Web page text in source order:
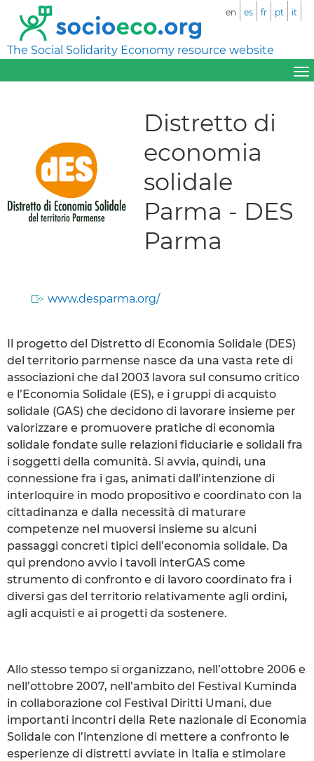
The Social Solidarity Economy resource website
en es fr pt it
Distretto di
economia
solidale
Parma - DES
Parma
www.desparma.org/
Il progetto del Distretto di Economia Solidale (DES)
del territorio parmense nasce da una vasta rete di
associazioni che dal 2003 lavora sul consumo critico
e l’Economia Solidale (ES), e i gruppi di acquisto
solidale (GAS) che decidono di lavorare insieme per
valorizzare e promuovere pratiche di economia
solidale fondate sulle relazioni fiduciarie e solidali fra
i soggetti della comunità. Si avvia, quindi, una
connessione fra i gas, animati dall’intenzione di
interloquire in modo propositivo e coordinato con la
cittadinanza e dalla necessità di maturare
competenze nel muoversi insieme su alcuni
passaggi concreti tipici dell’economia solidale. Da
qui prendono avvio i tavoli interGAS come
strumento di confronto e di lavoro coordinato fra i
diversi gas del territorio relativamente agli ordini,
agli acquisti e ai progetti da sostenere.
Allo stesso tempo si organizzano, nell’ottobre 2006 e
nell’ottobre 2007, nell’ambito del Festival Kuminda
in collaborazione col Festival Diritti Umani, due
importanti incontri della Rete nazionale di Economia
Solidale con l’intenzione di mettere a confronto le
esperienze di distretti avviate in Italia e stimolare